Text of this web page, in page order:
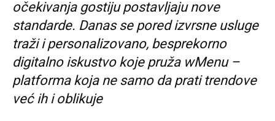
očekivanja gostiju postavljaju nove
standarde. Danas se pored izvrsne usluge
traži i personalizovano, besprekorno
digitalno iskustvo koje pruža wMenu –
platforma koja ne samo da prati trendove
već ih i oblikuje